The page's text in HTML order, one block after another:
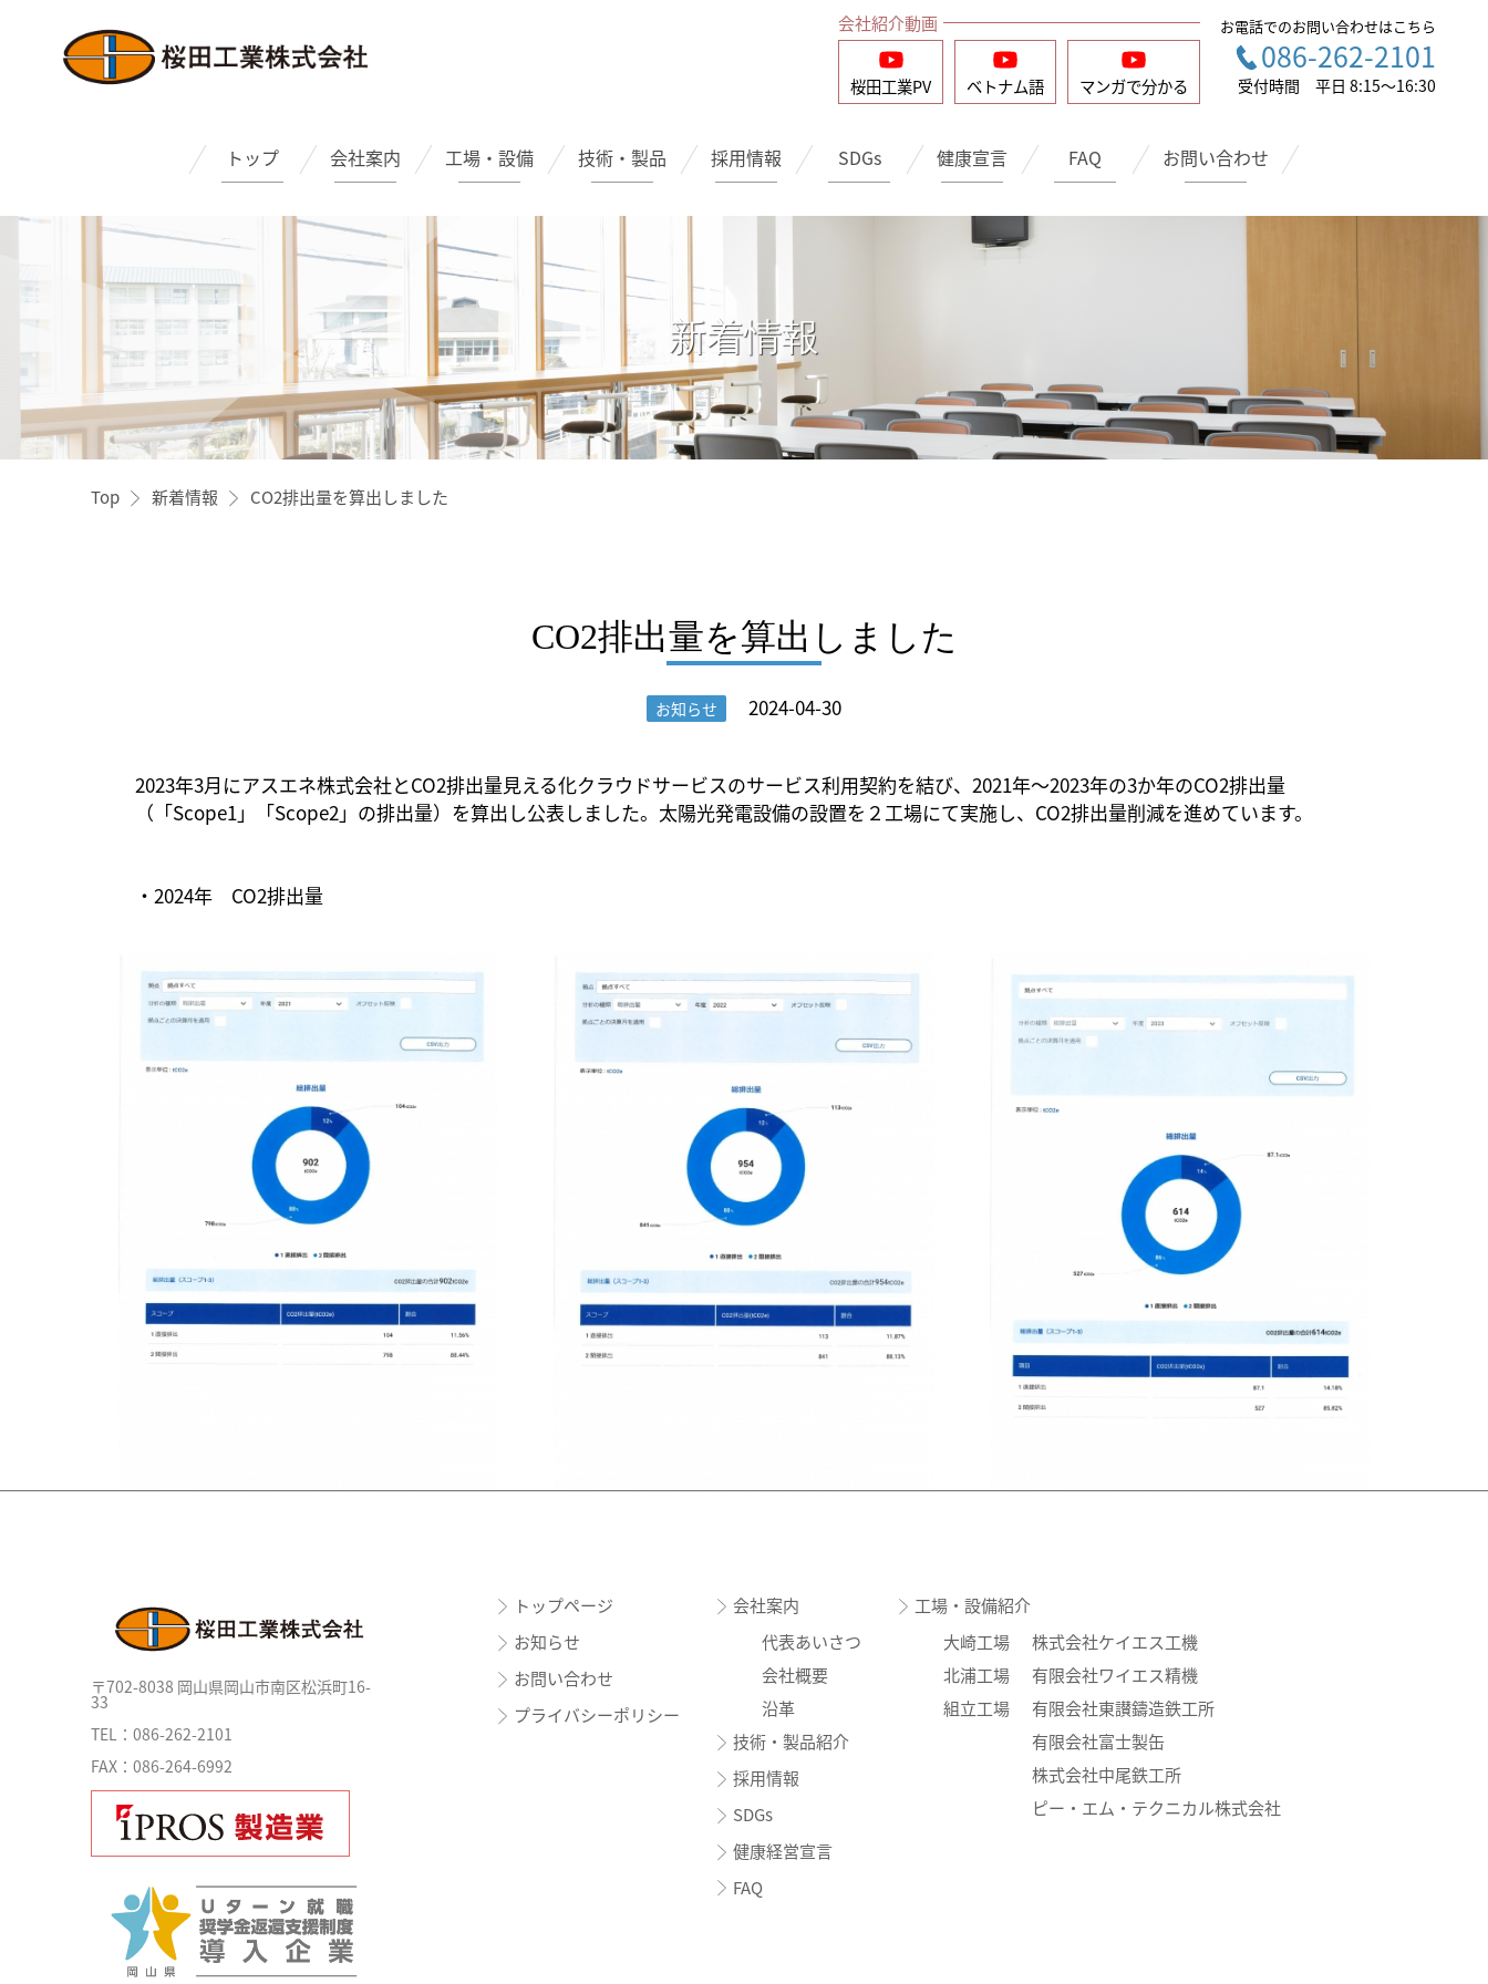
会社紹介動画
桜田工業PV ベトナム語 マンガで分かる
お電話でのお問い合わせはこちら
086-262-2101
受付時間 平日 8:15〜16:30
トップ 会社案内 工場・設備 技術・製品 採用情報 SDGs 健康宣言 FAQ お問い合わせ
新着情報
Top 新着情報 CO2排出量を算出しました
CO2排出量を算出しました
お知らせ 2024-04-30
2023年3月にアスエネ株式会社とCO2排出量見える化クラウドサービスのサービス利用契約を結び、2021年～2023年の3か年のCO2排出量
（「Scope1」「Scope2」の排出量）を算出し公表しました。太陽光発電設備の設置を２工場にて実施し、CO2排出量削減を進めています。
・2024年 CO2排出量
〒702-8038 岡山県岡山市南区松浜町16-
33
TEL：086-262-2101
FAX：086-264-6992
トップページ
お知らせ
お問い合わせ
プライバシーポリシー
会社案内
代表あいさつ
会社概要
沿革
技術・製品紹介
採用情報
SDGs
健康経営宣言
FAQ
工場・設備紹介
大崎工場
北浦工場
組立工場
株式会社ケイエス工機
有限会社ワイエス精機
有限会社東讃鑄造鉄工所
有限会社富士製缶
株式会社中尾鉄工所
ピー・エム・テクニカル株式会社